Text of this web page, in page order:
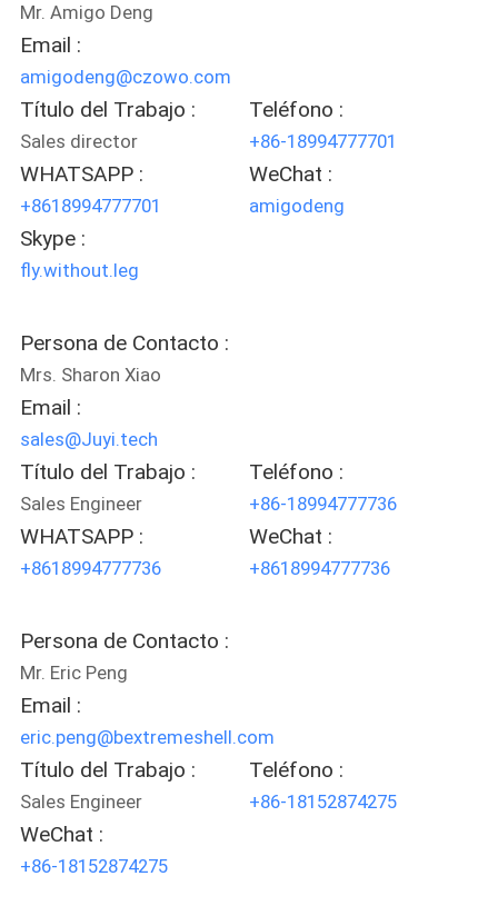
CONTACTO
NOTICIAS
TODOS
LOS
CASOS
SOLICITAR
UNA
COTIZACIÓN
MAPA
DEL
SITIO
POLÍTICA
DE
PRIVACIDAD
Mr. Amigo Deng
Email :
amigodeng@czowo.com
Título del Trabajo :
Sales director
Teléfono :
+86-18994777701
WHATSAPP :
+8618994777701
WeChat :
amigodeng
Skype :
fly.without.leg
Persona de Contacto :
Mrs. Sharon Xiao
Email :
sales@Juyi.tech
Título del Trabajo :
Sales Engineer
Teléfono :
+86-18994777736
WHATSAPP :
+8618994777736
WeChat :
+8618994777736
Persona de Contacto :
Mr. Eric Peng
Email :
eric.peng@bextremeshell.com
Título del Trabajo :
Sales Engineer
Teléfono :
+86-18152874275
WeChat :
+86-18152874275